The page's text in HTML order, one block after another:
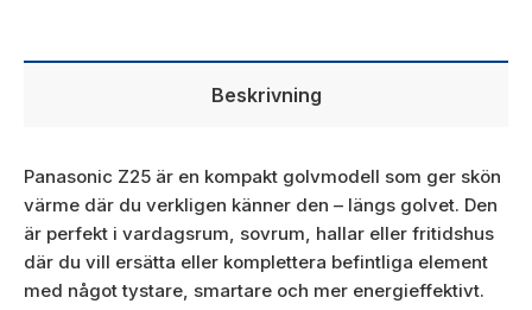
Beskrivning
Panasonic Z25 är en kompakt golvmodell som ger skön
värme där du verkligen känner den – längs golvet. Den
är perfekt i vardagsrum, sovrum, hallar eller fritidshus
där du vill ersätta eller komplettera befintliga element
med något tystare, smartare och mer energieffektivt.